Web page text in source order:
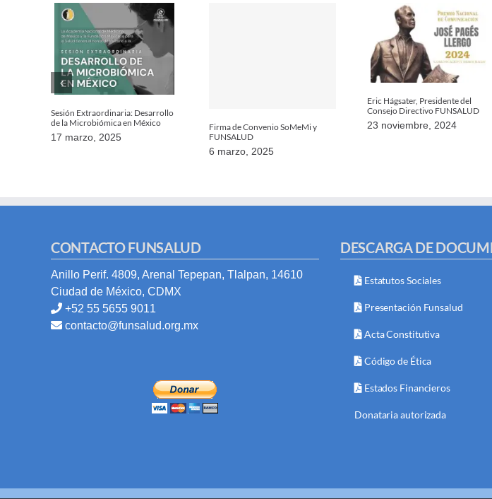
Sesión Extraordinaria: Desarrollo
de la Microbiómica en México
17 marzo, 2025
Firma de Convenio SoMeMi y
FUNSALUD
6 marzo, 2025
Eric Hágsater, Presidente del
Consejo Directivo FUNSALUD
23 noviembre, 2024
CONTACTO FUNSALUD
Anillo Perif. 4809, Arenal Tepepan, Tlalpan, 14610
Ciudad de México, CDMX
+52 55 5655 9011
contacto@funsalud.org.mx
DESCARGA DE
Estatutos Sociales
Presentación Funsalud
Acta Constitutiva
Código de Ética
Estados Financieros
Donataria autorizada